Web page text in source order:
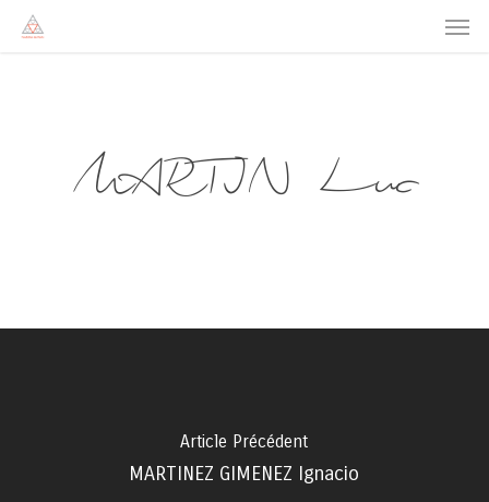
MARTIN Luc
Article Précédent
MARTINEZ GIMENEZ Ignacio